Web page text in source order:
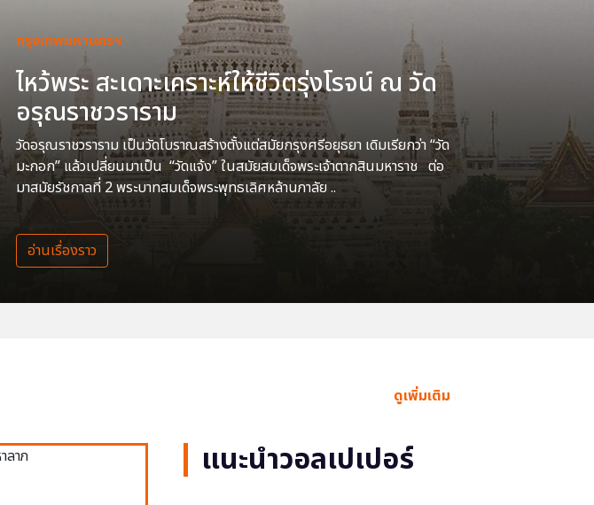
กรุงเทพมหานครฯ
ไหว้พระ สะเดาะเคราะห์ให้ชีวิตรุ่งโรจน์ ณ วัด
อรุณราชวราราม
วัดอรุณราชวราราม เป็นวัดโบราณสร้างตั้งแต่สมัยกรุงศรีอยุธยา เดิมเรียกว่า “วัด
มะกอก” แล้วเปลี่ยนมาเป็น “วัดแจ้ง” ในสมัยสมเด็จพระเจ้าตากสินมหาราช ต่อ
มาสมัยรัชกาลที่ 2 พระบาทสมเด็จพระพุทธเลิศหล้านภาลัย ..
อ่านเรื่องราว
ดูเพิ่มเติม
แนะนำวอลเปเปอร์